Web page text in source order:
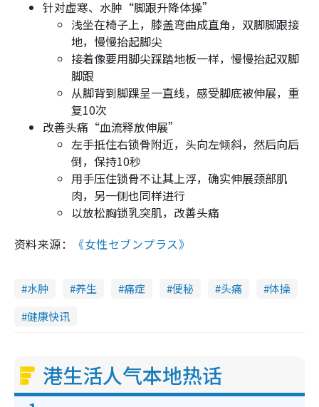
针对虚寒、水肿“脚跟升降体操”
浅坐在椅子上，膝盖弯曲成直角，双脚脚跟接
地，慢慢抬起脚尖
接着像要用脚尖踩踏地板一样，慢慢抬起双脚
脚跟
从脚背到脚踝呈一直线，感受脚底被伸展，重
复10次
改善头痛“血流释放伸展”
左手抵住右锁骨附近，头向左倾斜，然后向后
倒，保持10秒
用手压住锁骨不让其上浮，确实伸展颈部肌
肉，另一侧也同样进行
以放松胸锁乳突肌，改善头痛
资料来源：
《女性セブンプラス》
水肿 养生 痛症 便秘 头痛
体操
健康快讯
港生活人气本地热话